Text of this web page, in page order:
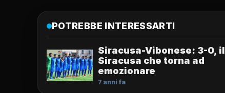
POTREBBE INTERESSARTI
Siracusa-Vibonese: 3-0, il
Siracusa che torna ad
emozionare
7 anni fa